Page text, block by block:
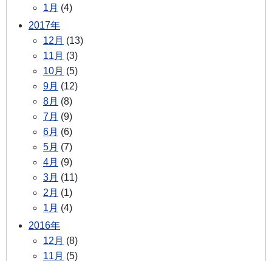
1月 (4)
2017年
12月 (13)
11月 (3)
10月 (5)
9月 (12)
8月 (8)
7月 (9)
6月 (6)
5月 (7)
4月 (9)
3月 (11)
2月 (1)
1月 (4)
2016年
12月 (8)
11月 (5)